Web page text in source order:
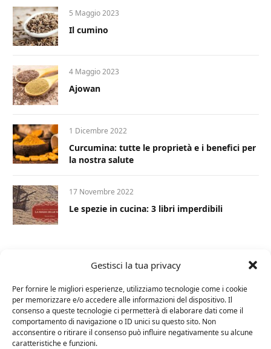
Gestisci la tua privacy
Per fornire le migliori esperienze, utilizziamo tecnologie come i cookie
per memorizzare e/o accedere alle informazioni del dispositivo. Il
consenso a queste tecnologie ci permetterà di elaborare dati come il
comportamento di navigazione o ID unici su questo sito. Non
acconsentire o ritirare il consenso può influire negativamente su alcune
caratteristiche e funzioni.
5 Maggio 2023
Il cumino
4 Maggio 2023
Ajowan
1 Dicembre 2022
Curcumina: tutte le proprietà e i benefici per
la nostra salute
17 Novembre 2022
Le spezie in cucina: 3 libri imperdibili